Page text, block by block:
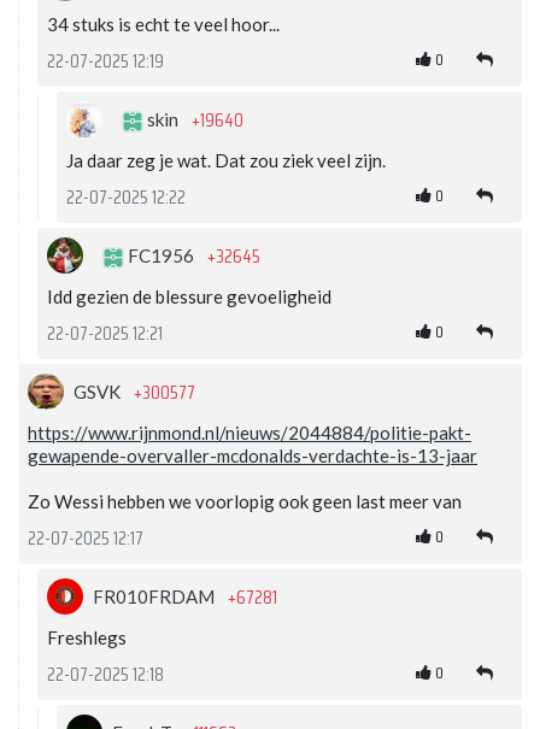
34 stuks is echt te veel hoor...
22-07-2025 12:19 0
skin +19640
Ja daar zeg je wat. Dat zou ziek veel zijn.
22-07-2025 12:22 0
FC1956 +32645
Idd gezien de blessure gevoeligheid
22-07-2025 12:21 0
GSVK +300577
https://www.rijnmond.nl/nieuws/2044884/politie-pakt-
gewapende-overvaller-mcdonalds-verdachte-is-13-jaar
Zo Wessi hebben we voorlopig ook geen last meer van
22-07-2025 12:17 0
FR010FRDAM +67281
Freshlegs
22-07-2025 12:18 0